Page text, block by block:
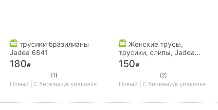
трусики бразилианы
Jadea 6841
180₴
(1)
Новый | С бирками/в упаковке
Женские трусы,
трусики, слипы, Jadea
6933 трусики слип grigio
150₴
(2)
Новый | С бирками/в упаковке